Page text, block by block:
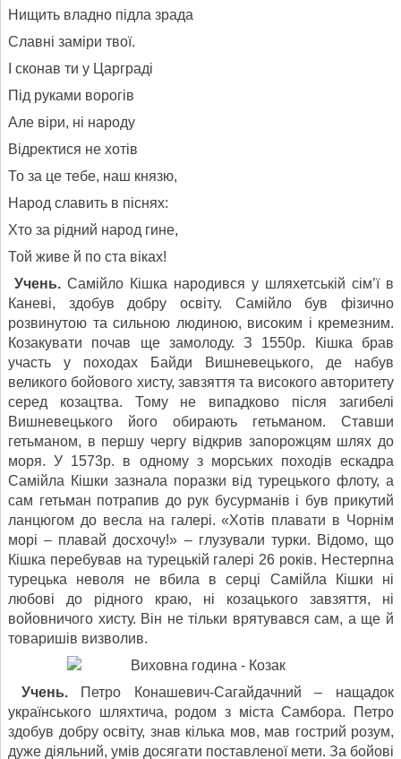
Нищить владно підла зрада
Славні заміри твої.
І сконав ти у Царграді
Під руками ворогів
Але віри, ні народу
Відректися не хотів
То за це тебе, наш князю,
Народ славить в піснях:
Хто за рідний народ гине,
Той живе й по ста віках!
Учень. Самійло Кішка народився у шляхетській сім’ї в
Каневі, здобув добру освіту. Самійло був фізично
розвинутою та сильною людиною, високим і кремезним.
Козакувати почав ще замолоду. З 1550р. Кішка брав
участь у походах Байди Вишневецького, де набув
великого бойового хисту, завзяття та високого авторитету
серед козацтва. Тому не випадково після загибелі
Вишневецького його обирають гетьманом. Ставши
гетьманом, в першу чергу відкрив запорожцям шлях до
моря. У 1573р. в одному з морських походів ескадра
Самійла Кішки зазнала поразки від турецького флоту, а
сам гетьман потрапив до рук бусурманів і був прикутий
ланцюгом до весла на галері. «Хотів плавати в Чорнім
морі – плавай досхочу!» – глузували турки. Відомо, що
Кішка перебував на турецькій галері 26 років. Нестерпна
турецька неволя не вбила в серці Самійла Кішки ні
любові до рідного краю, ні козацького завзяття, ні
войовничого хисту. Він не тільки врятувався сам, а ще й
товаришів визволив.
Учень.Петро Конашевич-Сагайдачний – нащадок
українського шляхтича, родом з міста Самбора. Петро
здобув добру освіту, знав кілька мов, мав гострий розум,
дуже діяльний, умів досягати поставленої мети. За бойові